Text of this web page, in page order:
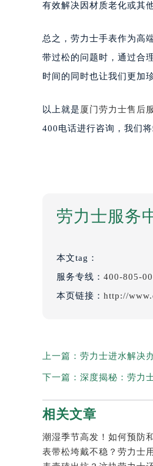
有效解决因材质老化或其
总之，劳力士手表作为高
带过松的问题时，通过合
时间的同时也让我们更加
以上就是 厦门劳力士售后
400电话进行咨询，我们将
劳力士服务
本文tag：
服务专线： 400-805-
本页链接： http://
上一篇： 劳力士进水解决
下一篇： 深度揭秘：劳力
相关文章
潮湿季节高发！如何预防
表带松垮戴不稳？劳力士